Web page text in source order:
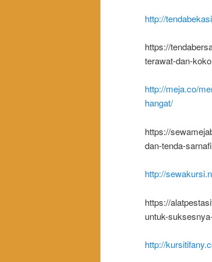
http://
https://
terawat-dan-
http://meja.co/
hangat/
https://
dan-tenda-
http://
https://
untuk-
http://